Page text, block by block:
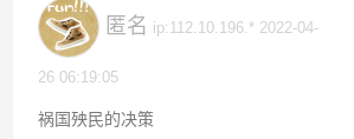
匿名 ip:112.10.196.* 2022-04-
26 06:19:05
祸国殃民的决策